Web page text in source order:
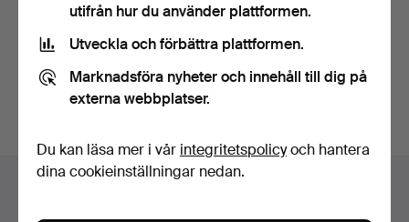
Du kan också söka ivårt arkiv med avslutade auktioner
Sidfotsnavigation
utifrån hur du använder plattformen.
Utveckla och förbättra plattformen.
Marknadsföra nyheter och innehåll till dig på
externa webbplatser.
Du kan läsa mer i vår integritetspolicyoch hantera
dina cookieinställningar nedan.